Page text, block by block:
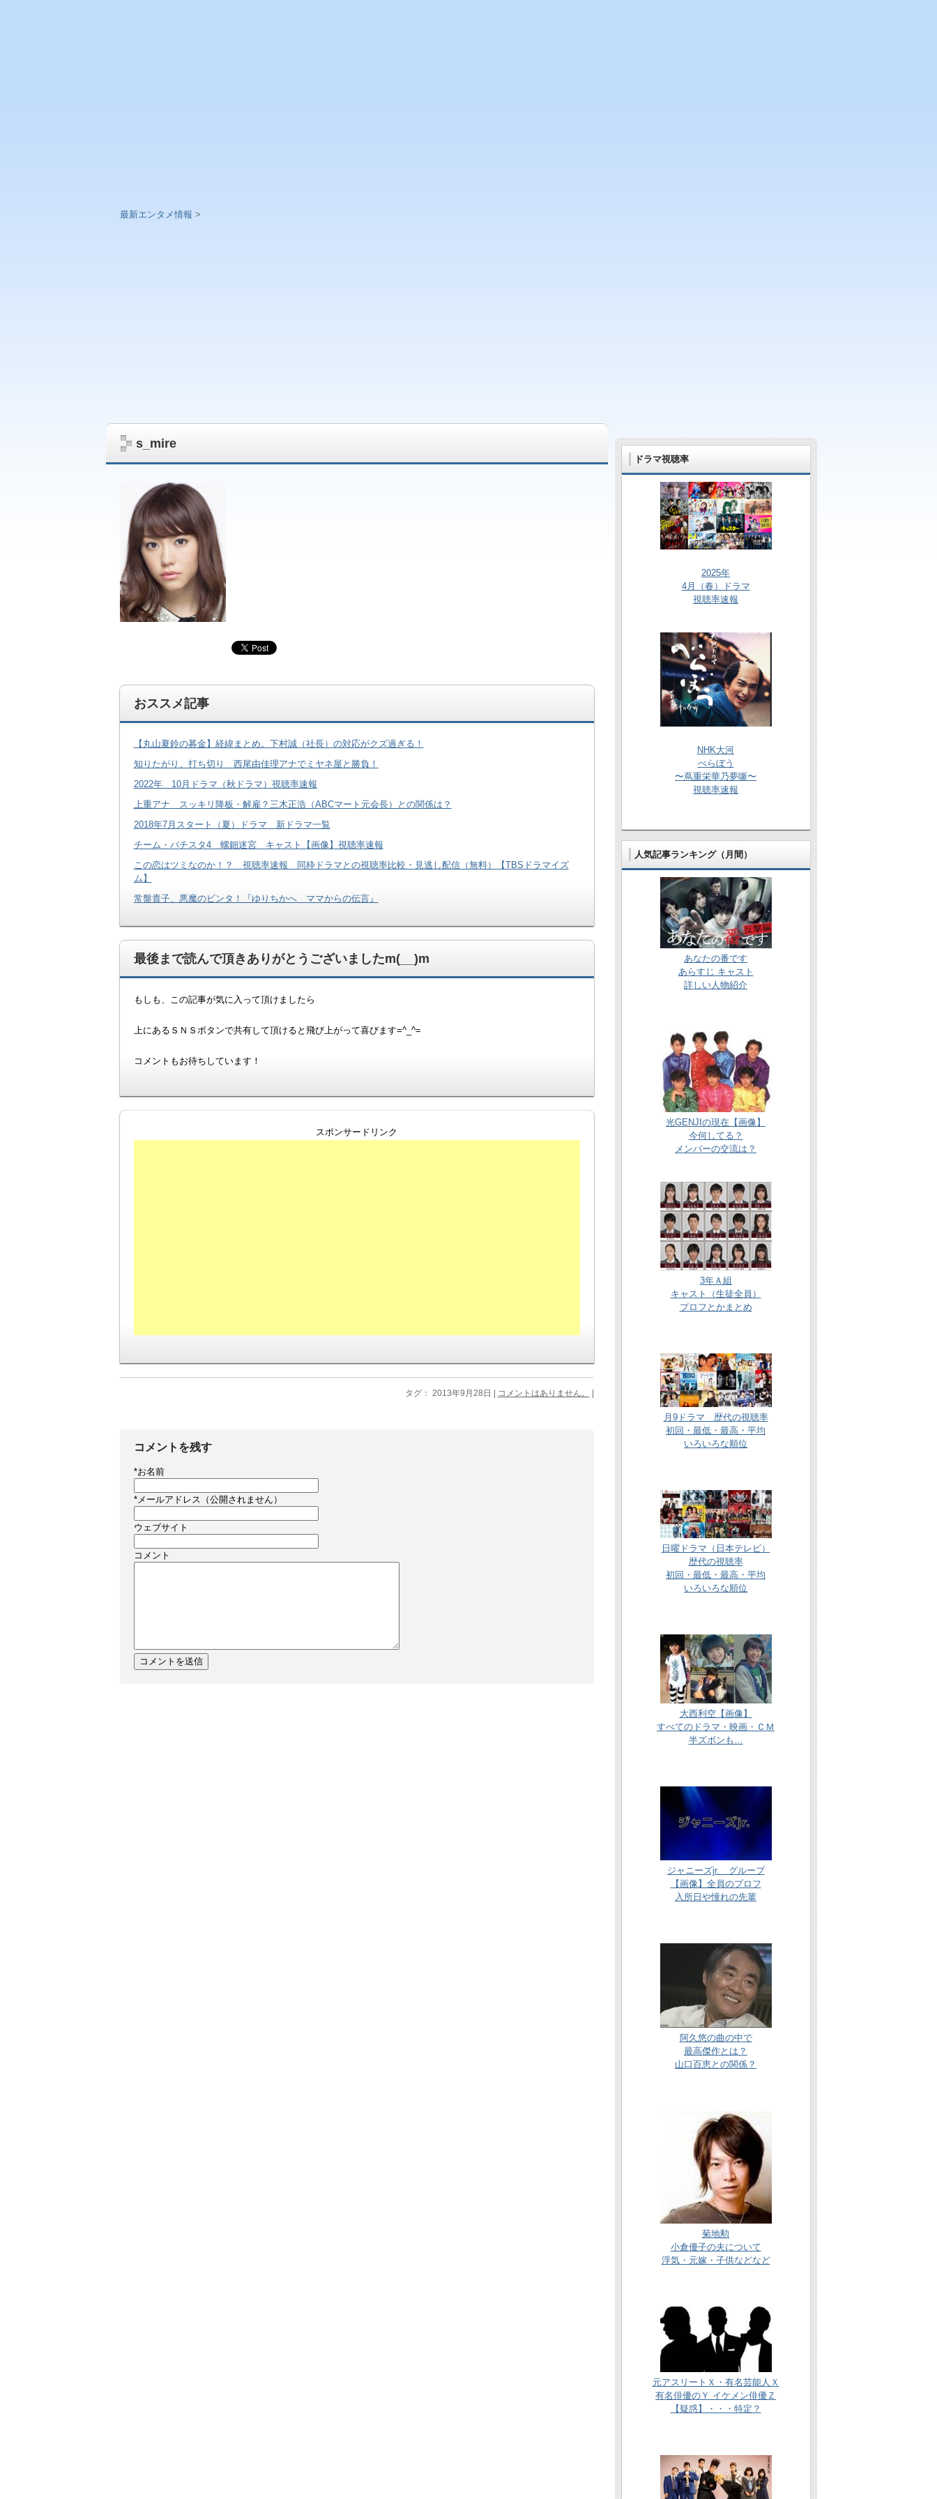
s_mire
おススメ記事
【丸山夏鈴の募金】経緯まとめ。下村誠（社長）の対応がクズ過ぎる！
知りたがり、打ち切り 西尾由佳理アナでミヤネ屋と勝負！
2022年 10月ドラマ（秋ドラマ）視聴率速報
上重アナ スッキリ降板・解雇？三木正浩（ABCマート元会長）との関係は？
2018年7月スタート（夏）ドラマ 新ドラマ一覧
チーム・バチスタ4 螺鈿迷宮 キャスト【画像】視聴率速報
この恋はツミなのか！？ 視聴率速報 同枠ドラマとの視聴率比較・見逃し配信（無料）【TBSドラマイズ
ム】
常盤貴子、悪魔のビンタ！『ゆりちかへ ママからの伝言』
最後まで読んで頂きありがとうございましたm(__)m
もしも、この記事が気に入って頂けましたら
上にあるＳＮＳボタンで共有して頂けると飛び上がって喜びます=^_^=
コメントもお待ちしています！
スポンサードリンク
タグ： 2013年9月28日 | コメントはありません。 |
コメントを残す
*お名前
*メールアドレス（公開されません）
ウェブサイト
コメント
ドラマ視聴率
2025年
4月（春）ドラマ
視聴率速報
NHK大河
べらぼう
〜蔦重栄華乃夢噺〜
視聴率速報
人気記事ランキング（月間）
あなたの番です
あらすじ キャスト
詳しい人物紹介
光GENJIの現在【画像】
今何してる？
メンバーの交流は？
3年Ａ組
キャスト（生徒全員）
プロフとかまとめ
月9ドラマ 歴代の視聴率
初回・最低・最高・平均
いろいろな順位
日曜ドラマ（日本テレビ）
歴代の視聴率
初回・最低・最高・平均
いろいろな順位
大西利空【画像】
すべてのドラマ・映画・ＣＭ
半ズボンも…
ジャニーズjr. グループ
【画像】全員のプロフ
入所日や憧れの先輩
阿久悠の曲の中で
最高傑作とは？
山口百恵との関係？
菊地勲
小倉優子の夫について
浮気・元嫁・子供などなど
元アスリートＸ・有名芸能人Ｘ
有名俳優のＹ イケメン俳優Ｚ
【疑惑】・・・特定？
最新エンタメ情報